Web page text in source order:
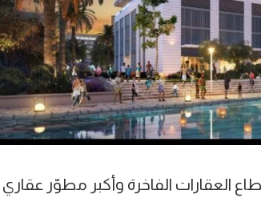
العقارات الفاخرة وأكبر مطوّر عقاري